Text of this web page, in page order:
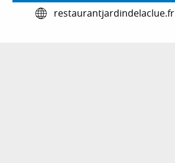
restaurantjardindelaclue.fr